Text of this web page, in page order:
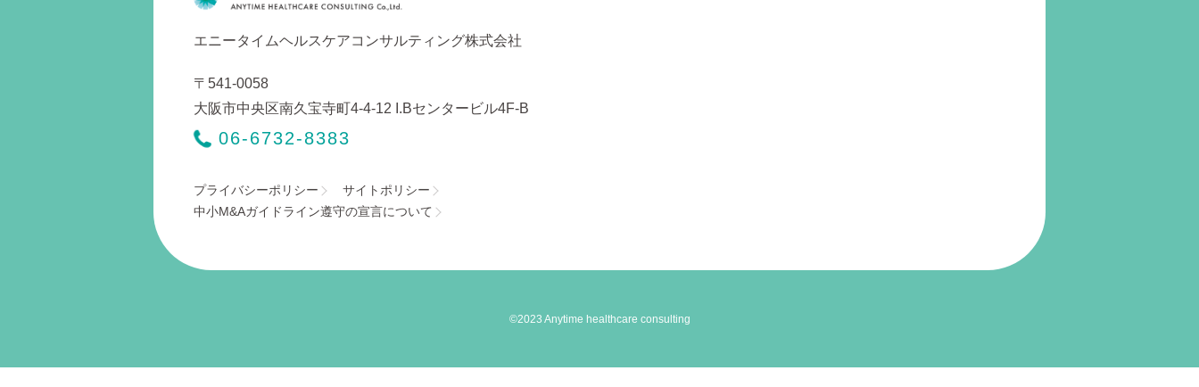
エニータイムヘルスケアコンサルティング株式会社
〒541-0058
大阪市中央区南久宝寺町4-4-12 I.Bセンタービル4F-B
06-6732-8383
プライバシーポリシー
サイトポリシー
中小M&Aガイドライン遵守の宣言について
©2023 Anytime healthcare consulting